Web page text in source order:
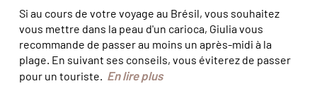
Si au cours de votre voyage au Brésil, vous souhaitez
vous mettre dans la peau d'un carioca, Giulia vous
recommande de passer au moins un après-midi à la
plage. En suivant ses conseils, vous éviterez de passer
pour un touriste. En lire plus